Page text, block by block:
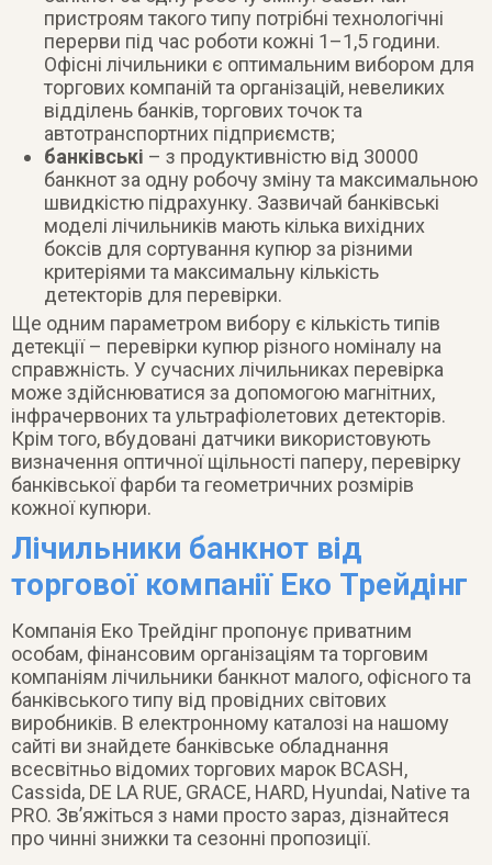
пристроям такого типу потрібні технологічні
перерви під час роботи кожні 1–1,5 години.
Офісні лічильники є оптимальним вибором для
торгових компаній та організацій, невеликих
відділень банків, торгових точок та
автотранспортних підприємств;
банківські – з продуктивністю від 30000
банкнот за одну робочу зміну та максимальною
швидкістю підрахунку. Зазвичай банківські
моделі лічильників мають кілька вихідних
боксів для сортування купюр за різними
критеріями та максимальну кількість
детекторів для перевірки.
Ще одним параметром вибору є кількість типів
детекції – перевірки купюр різного номіналу на
справжність. У сучасних лічильниках перевірка
може здійснюватися за допомогою магнітних,
інфрачервоних та ультрафіолетових детекторів.
Крім того, вбудовані датчики використовують
визначення оптичної щільності паперу, перевірку
банківської фарби та геометричних розмірів
кожної купюри.
Лічильники банкнот від
торгової компанії Еко Трейдінг
Компанія Еко Трейдінг пропонує приватним
особам, фінансовим організаціям та торговим
компаніям лічильники банкнот малого, офісного та
банківського типу від провідних світових
виробників. В електронному каталозі на нашому
сайті ви знайдете банківське обладнання
всесвітньо відомих торгових марок BCASH,
Cassida, DE LA RUE, GRACЕ, HARD, Hyundai, Native та
PRO. Зв’яжіться з нами просто зараз, дізнайтеся
про чинні знижки та сезонні пропозиції.